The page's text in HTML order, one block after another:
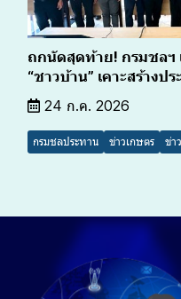
ถกนัดสุดท้าย! กรมชลฯ
“ชาวบ้าน” เคาะสร้างป
24 ก.ค. 2026
กรมชลประทาน ข่าวเกษตร ข่า